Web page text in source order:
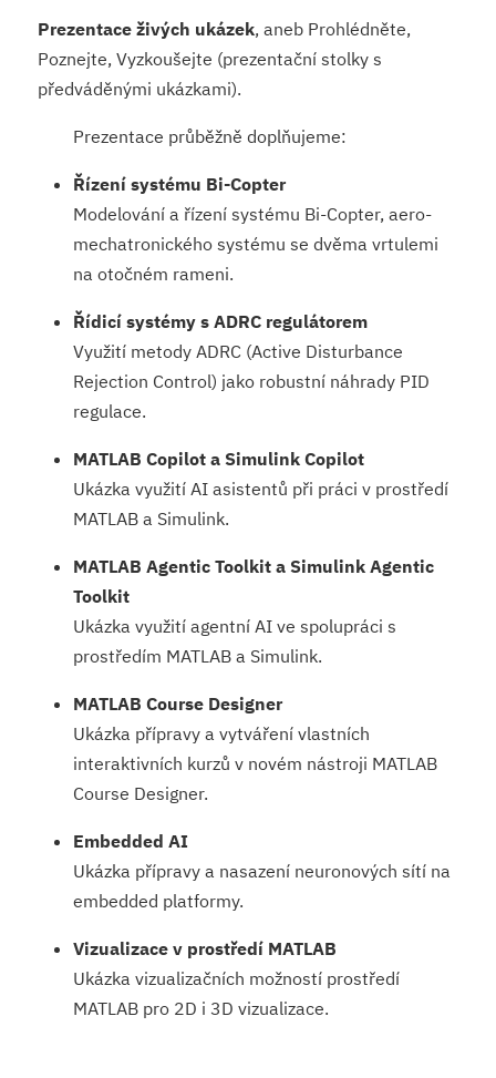
Prezentace živých ukázek, aneb Prohlédněte,
Poznejte, Vyzkoušejte (prezentační stolky s
předváděnými ukázkami).
Prezentace průběžně doplňujeme:
Řízení systému Bi-Copter
Modelování a řízení systému Bi-Copter, aero-
mechatronického systému se dvěma vrtulemi
na otočném rameni.
Řídicí systémy s ADRC regulátorem
Využití metody ADRC (Active Disturbance
Rejection Control) jako robustní náhrady PID
regulace.
MATLAB Copilot a Simulink Copilot
Ukázka využití AI asistentů při práci v prostředí
MATLAB a Simulink.
MATLAB Agentic Toolkit a Simulink Agentic
Toolkit
Ukázka využití agentní AI ve spolupráci s
prostředím MATLAB a Simulink.
MATLAB Course Designer
Ukázka přípravy a vytváření vlastních
interaktivních kurzů v novém nástroji MATLAB
Course Designer.
Embedded AI
Ukázka přípravy a nasazení neuronových sítí na
embedded platformy.
Vizualizace v prostředí MATLAB
Ukázka vizualizačních možností prostředí
MATLAB pro 2D i 3D vizualizace.